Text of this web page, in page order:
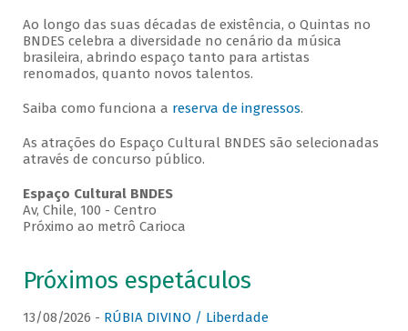
Ao longo das suas décadas de existência, o Quintas no
BNDES celebra a diversidade no cenário da música
brasileira, abrindo espaço tanto para artistas
renomados, quanto novos talentos.
Saiba como funciona a reserva de ingressos.
As atrações do Espaço Cultural BNDES são selecionadas
através de concurso público.
Espaço Cultural BNDES
Av, Chile, 100 - Centro
Próximo ao metrô Carioca
Próximos espetáculos
13/08/2026 - RÚBIA DIVINO / Liberdade